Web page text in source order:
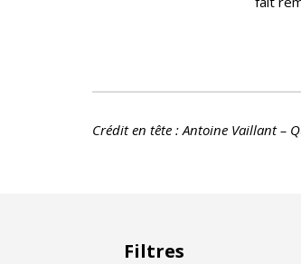
Crédit en tête : Antoine Vaillant –
Filtres